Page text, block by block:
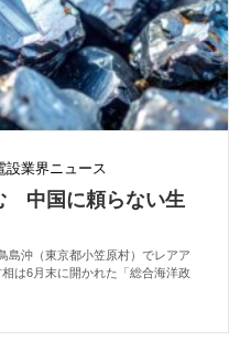
設業界ニュース
中国に頼らない生
沖（東京都小笠原村）でレアア
は6月末に開かれた「総合海洋政